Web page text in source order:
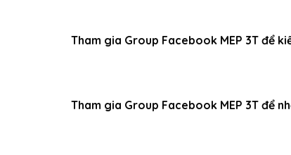
Tham gia Group Facebook MEP 3T để
Tham gia Group Facebook MEP 3T để